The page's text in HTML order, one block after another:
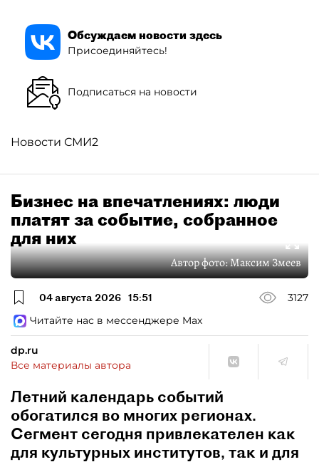
Обсуждаем новости здесь
Присоединяйтесь!
Подписаться на новости
Новости СМИ2
Бизнес на впечатлениях: люди
платят за событие, собранное
для них
Автор фото:Максим Змеев
04 августа 2026 15:51
3127
Читайте нас в мессенджере Max
dp.ru
Все материалы автора
Летний календарь событий
обогатился во многих регионах.
Сегмент сегодня привлекателен как
для культурных институтов, так и для